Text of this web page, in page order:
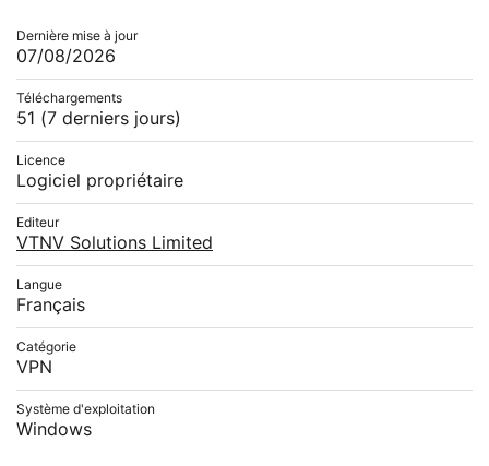
Dernière mise à jour
07/08/2026
Téléchargements
51 (7 derniers jours)
Licence
Logiciel propriétaire
Editeur
VTNV Solutions Limited
Langue
Français
Catégorie
VPN
Système d'exploitation
Windows